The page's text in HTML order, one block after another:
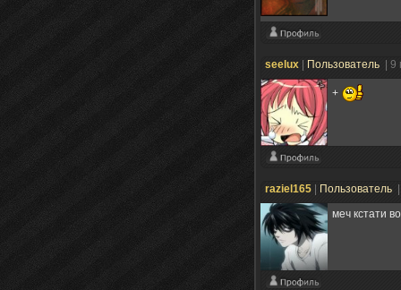
seelux Пользователь |
+
raziel165 Пользователь
меч кстати